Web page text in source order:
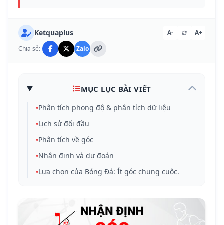
Ketquaplus A-
A+
Chia sẻ:
Zalo
MỤC LỤC BÀI VIẾT
•Phân tích phong độ & phân tích dữ liệu
•Lịch sử đối đầu
•Phân tích về góc
•Nhận định và dự đoán
•Lựa chọn của Bóng Đá: Ít góc chung cuộc.